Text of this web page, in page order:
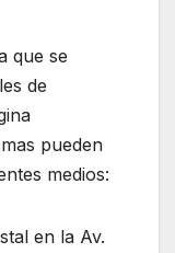
que se
de
pueden
medios:
en la Av.